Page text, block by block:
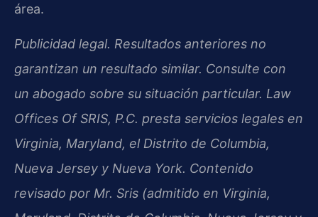
área.
Publicidad legal. Resultados anteriores no
garantizan un resultado similar. Consulte con
un abogado sobre su situación particular. Law
Offices Of SRIS, P.C. presta servicios legales en
Virginia, Maryland, el Distrito de Columbia,
Nueva Jersey y Nueva York. Contenido
revisado por Mr. Sris (admitido en Virginia,